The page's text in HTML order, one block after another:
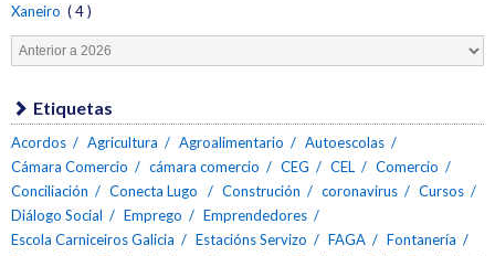
Xaneiro ( 4 )
Etiquetas
Acordos Agricultura Agroalimentario
Autoescolas
Cámara Comercio
cámara comercio CEG CEL
Comercio
Conciliación
Conecta Lugo Construción coronavirus
Cursos
Diálogo Social
Emprego
Emprendedores
Escola Carniceiros Galicia
Estacións Servizo FAGA
Fontanería